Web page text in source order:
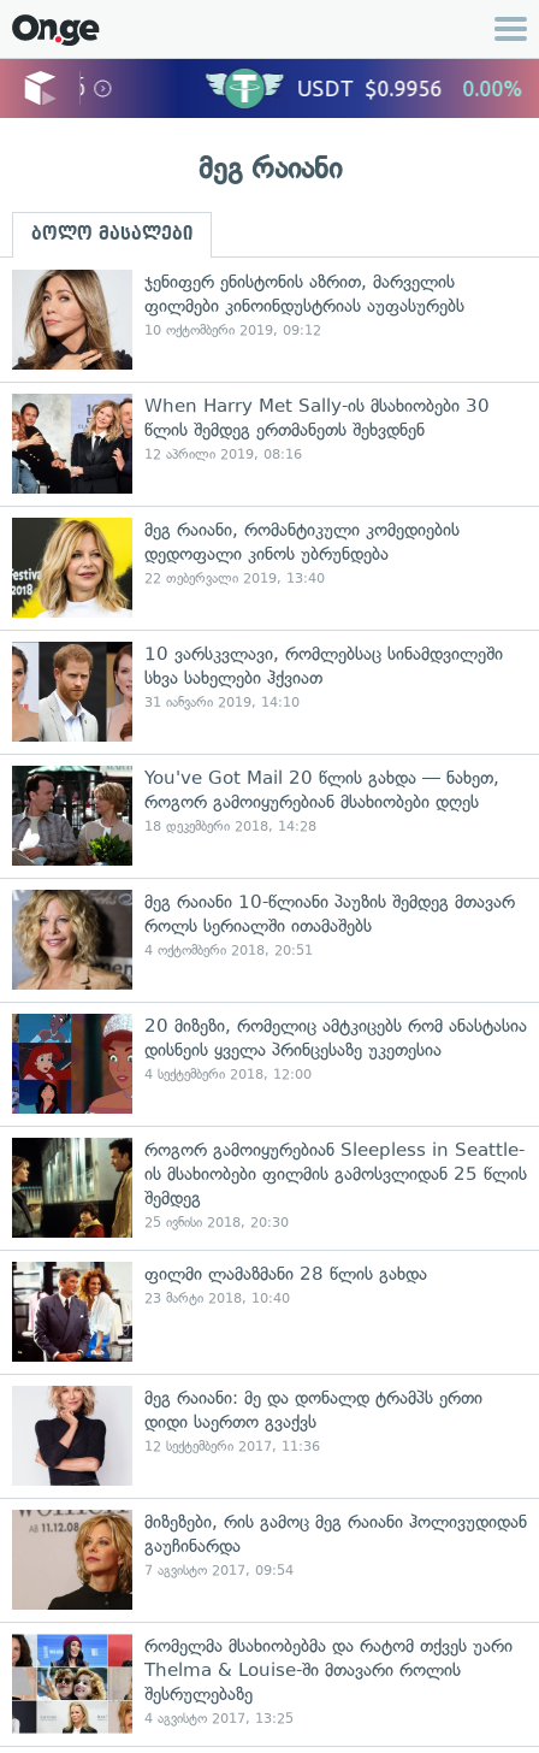
მეგ რაიანი
ბოლო მასალები
ჯენიფერ ენისტონის აზრით, მარველის
ფილმები კინოინდუსტრიას აუფასურებს
10 ოქტომბერი 2019, 09:12
When Harry Met Sally-ის მსახიობები 30
წლის შემდეგ ერთმანეთს შეხვდნენ
12 აპრილი 2019, 08:16
მეგ რაიანი, რომანტიკული კომედიების
დედოფალი კინოს უბრუნდება
22 თებერვალი 2019, 13:40
10 ვარსკვლავი, რომლებსაც სინამდვილეში
სხვა სახელები ჰქვიათ
31 იანვარი 2019, 14:10
You've Got Mail 20 წლის გახდა — ნახეთ,
როგორ გამოიყურებიან მსახიობები დღეს
18 დეკემბერი 2018, 14:28
მეგ რაიანი 10-წლიანი პაუზის შემდეგ მთავარ
როლს სერიალში ითამაშებს
4 ოქტომბერი 2018, 20:51
20 მიზეზი, რომელიც ამტკიცებს რომ ანასტასია
დისნეის ყველა პრინცესაზე უკეთესია
4 სექტემბერი 2018, 12:00
როგორ გამოიყურებიან Sleepless in Seattle-
ის მსახიობები ფილმის გამოსვლიდან 25 წლის
შემდეგ
25 ივნისი 2018, 20:30
ფილმი ლამაზმანი 28 წლის გახდა
23 მარტი 2018, 10:40
მეგ რაიანი: მე და დონალდ ტრამპს ერთი
დიდი საერთო გვაქვს
12 სექტემბერი 2017, 11:36
მიზეზები, რის გამოც მეგ რაიანი ჰოლივუდიდან
გაუჩინარდა
7 აგვისტო 2017, 09:54
რომელმა მსახიობებმა და რატომ თქვეს უარი
Thelma & Louise-ში მთავარი როლის
შესრულებაზე
4 აგვისტო 2017, 13:25